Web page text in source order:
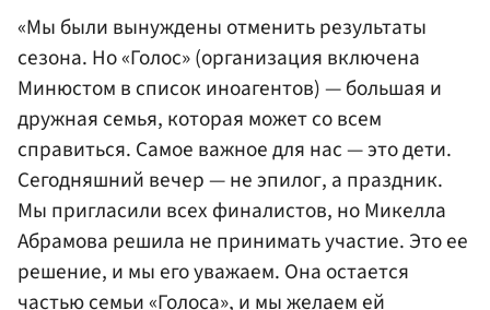
«Мы были вынуждены отменить результаты
сезона. Но «Голос» (организация включена
Минюстом в список иноагентов) — большая и
дружная семья, которая может со всем
справиться. Самое важное для нас — это дети.
Сегодняшний вечер — не эпилог, а праздник.
Мы пригласили всех финалистов, но Микелла
Абрамова решила не принимать участие. Это ее
решение, и мы его уважаем. Она остается
частью семьи «Голоса», и мы желаем ей